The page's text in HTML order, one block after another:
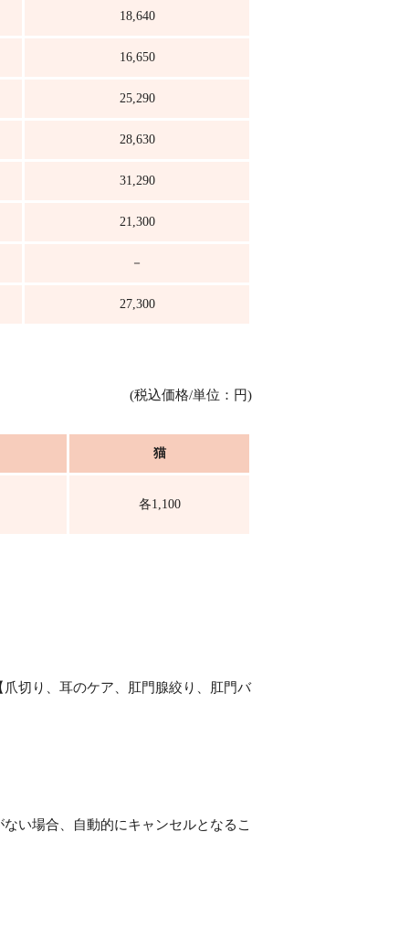
18,640
16,650
25,290
28,630
31,290
21,300
－
27,300
(税込価格/単位：円)
猫
各1,100
切り、耳のケア、肛門腺絞り、肛門バ
い場合、自動的にキャンセルとなるこ